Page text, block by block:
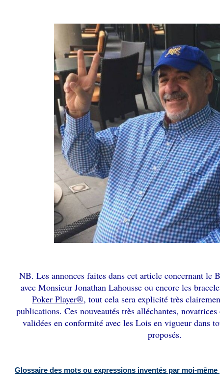
NB. Les annonces faites dans cet article concernant le
avec Monsieur Jonathan Lahousse ou encore les
Poker Player®, tout cela sera explicité très
publications. Ces nouveautés très alléchantes,
validées en conformité avec les Lois en vigueur dans
proposés.
Glossaire des mots ou expressions inventés par moi-même